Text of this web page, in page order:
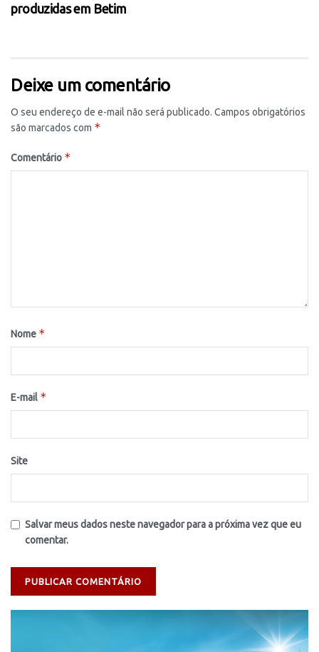
produzidas em Betim
Deixe um comentário
O seu endereço de e-mail não será publicado. Campos obrigatórios
são marcados com *
Comentário *
Nome *
E-mail *
Site
Salvar meus dados neste navegador para a próxima vez que eu
comentar.